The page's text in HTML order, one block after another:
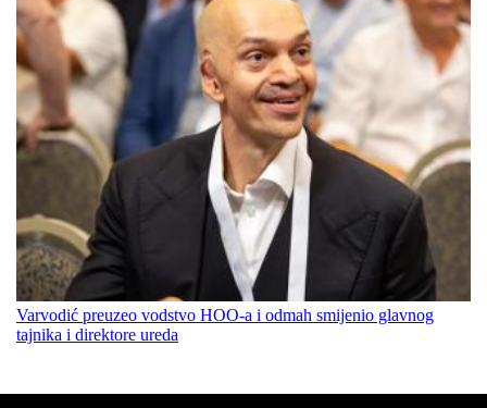
Varvodić preuzeo vodstvo HOO-a i odmah smijenio glavnog
tajnika i direktore ureda